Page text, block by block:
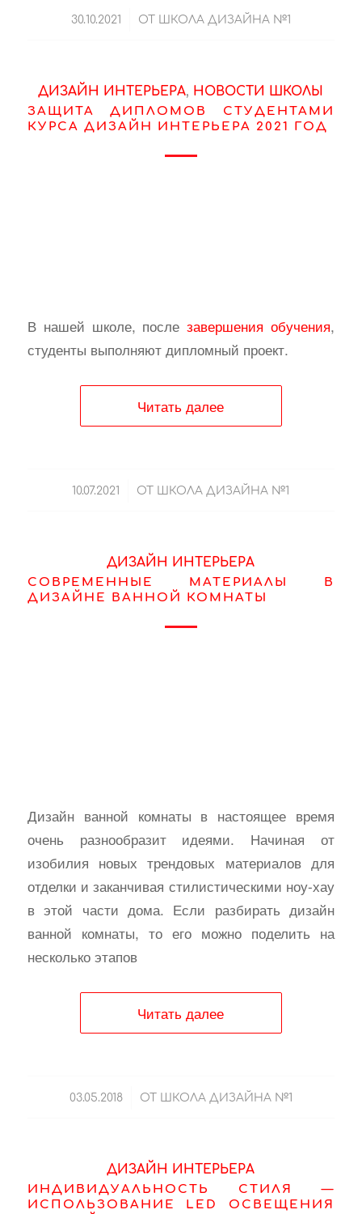
30.10.2021
/ ОТ ШКОЛА ДИЗАЙНА №1
ДИЗАЙН ИНТЕРЬЕРА, НОВОСТИ ШКОЛЫ
ЗАЩИТА ДИПЛОМОВ СТУДЕНТАМИ
КУРСА ДИЗАЙН ИНТЕРЬЕРА 2021 ГОД
В нашей школе, послезавершения обучения,
студенты выполняют дипломный проект.
Читать далее
10.07.2021
/ ОТ ШКОЛА ДИЗАЙНА №1
ДИЗАЙН ИНТЕРЬЕРА
СОВРЕМЕННЫЕ МАТЕРИАЛЫ В
ДИЗАЙНЕ ВАННОЙ КОМНАТЫ
Дизайн ванной комнаты в настоящее время
очень разнообразит идеями. Начиная от
изобилия новых трендовых материалов для
отделки и заканчивая стилистическими ноу-хау
в этой части дома. Если разбирать дизайн
ванной комнаты, то его можно поделить на
несколько этапов
Читать далее
03.05.2018
/ ОТ ШКОЛА ДИЗАЙНА №1
ДИЗАЙН ИНТЕРЬЕРА
ИНДИВИДУАЛЬНОСТЬ СТИЛЯ —
ИСПОЛЬЗОВАНИЕ LED ОСВЕЩЕНИЯ